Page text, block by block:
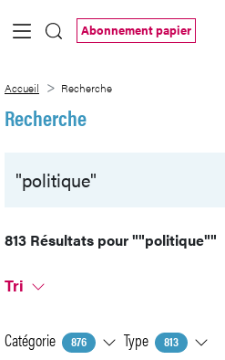
Saut au contenu principal
Abonnement papier
Accueil Recherche
Recherche
813 Résultats pour""politique""
Tri
Catégorie 876 Type 813